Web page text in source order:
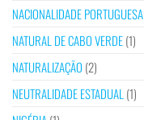
NACIONALIDADE PORTUGUESA
NATURAL DE CABO VERDE(1)
NATURALIZAÇÃO (2)
NEUTRALIDADE ESTADUAL (1)